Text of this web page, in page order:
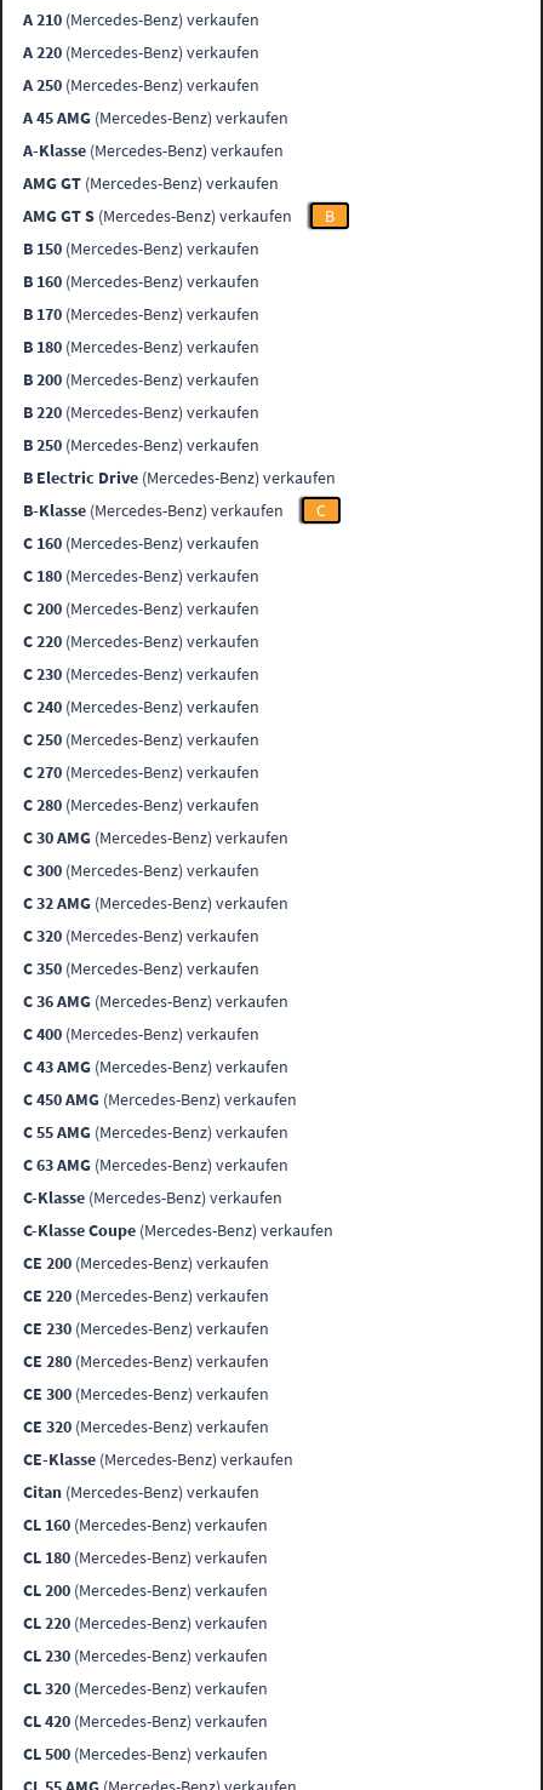
A 210 (Mercedes-Benz) verkaufen
A 220 (Mercedes-Benz) verkaufen
A 250 (Mercedes-Benz) verkaufen
A 45 AMG (Mercedes-Benz) verkaufen
A-Klasse (Mercedes-Benz) verkaufen
AMG GT (Mercedes-Benz) verkaufen
AMG GT S (Mercedes-Benz) verkaufen
B
B 150 (Mercedes-Benz) verkaufen
B 160 (Mercedes-Benz) verkaufen
B 170 (Mercedes-Benz) verkaufen
B 180 (Mercedes-Benz) verkaufen
B 200 (Mercedes-Benz) verkaufen
B 220 (Mercedes-Benz) verkaufen
B 250 (Mercedes-Benz) verkaufen
B Electric Drive (Mercedes-Benz) verkaufen
B-Klasse (Mercedes-Benz) verkaufen
C
C 160 (Mercedes-Benz) verkaufen
C 180 (Mercedes-Benz) verkaufen
C 200 (Mercedes-Benz) verkaufen
C 220 (Mercedes-Benz) verkaufen
C 230 (Mercedes-Benz) verkaufen
C 240 (Mercedes-Benz) verkaufen
C 250 (Mercedes-Benz) verkaufen
C 270 (Mercedes-Benz) verkaufen
C 280 (Mercedes-Benz) verkaufen
C 30 AMG (Mercedes-Benz) verkaufen
C 300 (Mercedes-Benz) verkaufen
C 32 AMG (Mercedes-Benz) verkaufen
C 320 (Mercedes-Benz) verkaufen
C 350 (Mercedes-Benz) verkaufen
C 36 AMG (Mercedes-Benz) verkaufen
C 400 (Mercedes-Benz) verkaufen
C 43 AMG (Mercedes-Benz) verkaufen
C 450 AMG (Mercedes-Benz) verkaufen
C 55 AMG (Mercedes-Benz) verkaufen
C 63 AMG (Mercedes-Benz) verkaufen
C-Klasse (Mercedes-Benz) verkaufen
C-Klasse Coupe (Mercedes-Benz) verkaufen
CE 200 (Mercedes-Benz) verkaufen
CE 220 (Mercedes-Benz) verkaufen
CE 230 (Mercedes-Benz) verkaufen
CE 280 (Mercedes-Benz) verkaufen
CE 300 (Mercedes-Benz) verkaufen
CE 320 (Mercedes-Benz) verkaufen
CE-Klasse (Mercedes-Benz) verkaufen
Citan (Mercedes-Benz) verkaufen
CL 160 (Mercedes-Benz) verkaufen
CL 180 (Mercedes-Benz) verkaufen
CL 200 (Mercedes-Benz) verkaufen
CL 220 (Mercedes-Benz) verkaufen
CL 230 (Mercedes-Benz) verkaufen
CL 320 (Mercedes-Benz) verkaufen
CL 420 (Mercedes-Benz) verkaufen
CL 500 (Mercedes-Benz) verkaufen